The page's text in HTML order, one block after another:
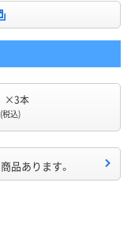
×3本
(税込)
商品あります。